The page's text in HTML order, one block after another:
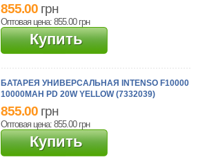
855.00 грн
Оптовая цена: 855.00 грн
Купить
БАТАРЕЯ УНИВЕРСАЛЬНАЯ INTENSO F10000
10000MAH PD 20W YELLOW (7332039)
855.00 грн
Оптовая цена: 855.00 грн
Купить